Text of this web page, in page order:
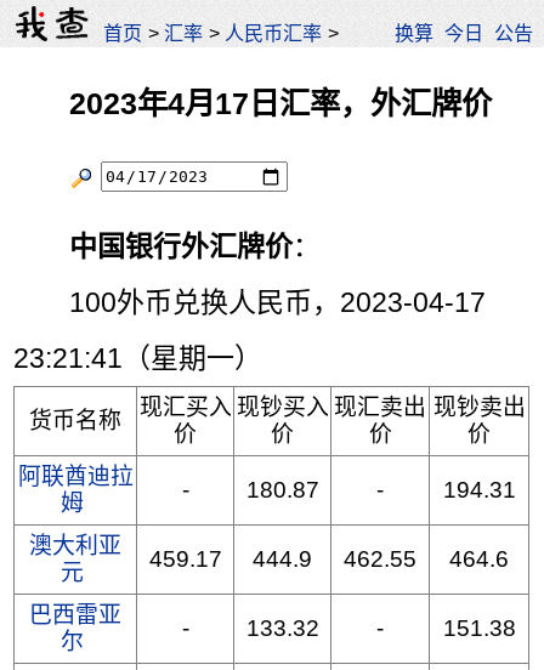
首页 >汇率 > 人民币汇率 > 换算 今日 公告
2023年4月17日汇率，外汇牌价
中国银行外汇牌价：
100外币兑换人民币，2023-04-17
23:21:41（星期一）
货币名称
现汇买入
价
现钞买入
价
现汇卖出
价
现钞卖出
价
阿联酋迪拉
姆
- 180.87 - 194.31
澳大利亚
元
459.17 444.9 462.55 464.6
巴西雷亚
尔
- 133.32 - 151.38